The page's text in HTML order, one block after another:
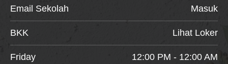
Email Sekolah Masuk
BKK Lihat Loker
Friday 12:00 PM - 12:00 AM